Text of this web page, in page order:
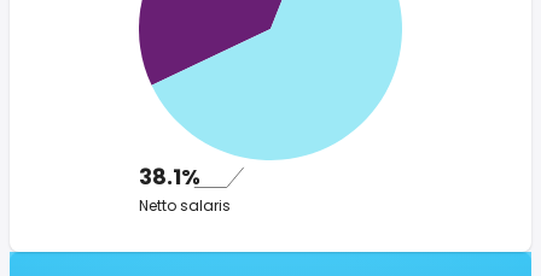
38.1%
Netto salaris